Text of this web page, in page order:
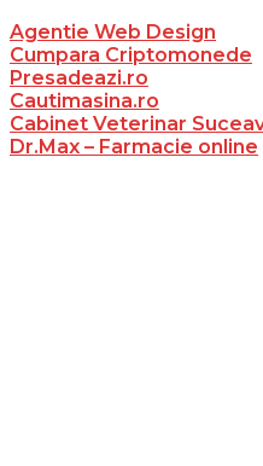
Agentie Web Design
Cumpara Criptomonede
Presadeazi.ro
Cautimasina.ro
Cabinet Veterinar
Dr.Max – Farmacie online